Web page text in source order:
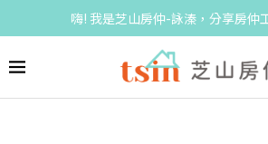
嗨! 我是芝山房仲-詠溱，分享房仲